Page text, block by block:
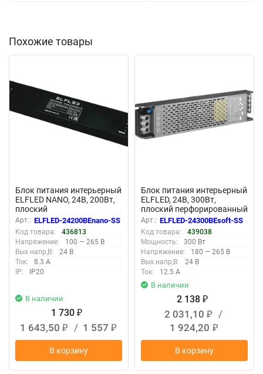
Похожие товары
Блок питания интерьерный
ELFLED NANO, 24В, 200Вт,
плоский
Арт.: ELFLED-24200BEnano-SS
Код товара:
436813
Напряжение:
100 — 265 В
Вых.напр,В:
24 В
Ток:
8.3 А
IP:
IP20
В наличии
1 730 ₽
1 643,50 ₽ / 1 557 ₽
В корзину
Блок питания интерьерный
ELFLED, 24В, 300Вт,
плоский перфорированный
корпус (с плавным пуском)
Арт.: ELFLED-24300BEsoft-SS
Код товара:
439038
Мощность:
300 Вт
Напряжение:
180 — 265 В
Вых.напр,В:
24 В
Ток:
12.5 А
В наличии
2 138 ₽
2 031,10 ₽
/
1 924,20 ₽
В корзину